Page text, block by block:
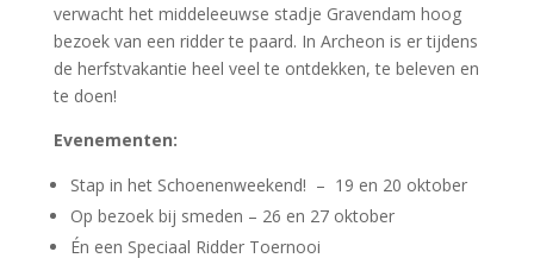
De finalisten van de erfgoedparel Zuid-Holland
zijn bekend
De vijf finalisten die in aanmerking komen voor de jury-
Het publiek kan tot uiterlijk 13 november hier zijn stem
uitbrengen:Vijf finalisten Erfgoedparel bekend:
stemmen kan tot en met 13 november! – Erfgoedhuis